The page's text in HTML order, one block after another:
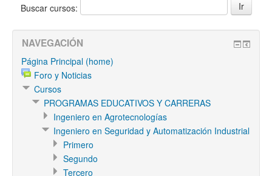
Buscar cursos:
NAVEGACIÓN
Página Principal (home)
Foro y Noticias
Cursos
PROGRAMAS EDUCATIVOS Y CARRERAS
Ingeniero en Agrotecnologías
Ingeniero en Seguridad y Automatización Industrial
Primero
Segundo
Tercero